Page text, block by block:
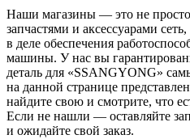
Наши магазины — это не
запчастями и аксессуарами
в деле обеспечения
машины. У нас вы
деталь для «SSANGYONG»
на данной странице
найдите свою и смотрите, что
Если не нашли — оставляйте
и ожидайте свой заказ.